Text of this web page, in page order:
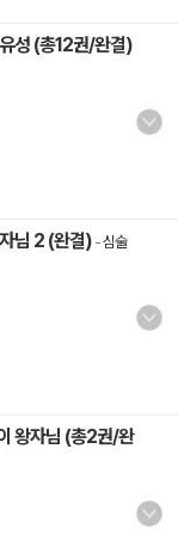
성 (총12권/완결)
님 2 (완결)-심술
왕자님 (총2권/완